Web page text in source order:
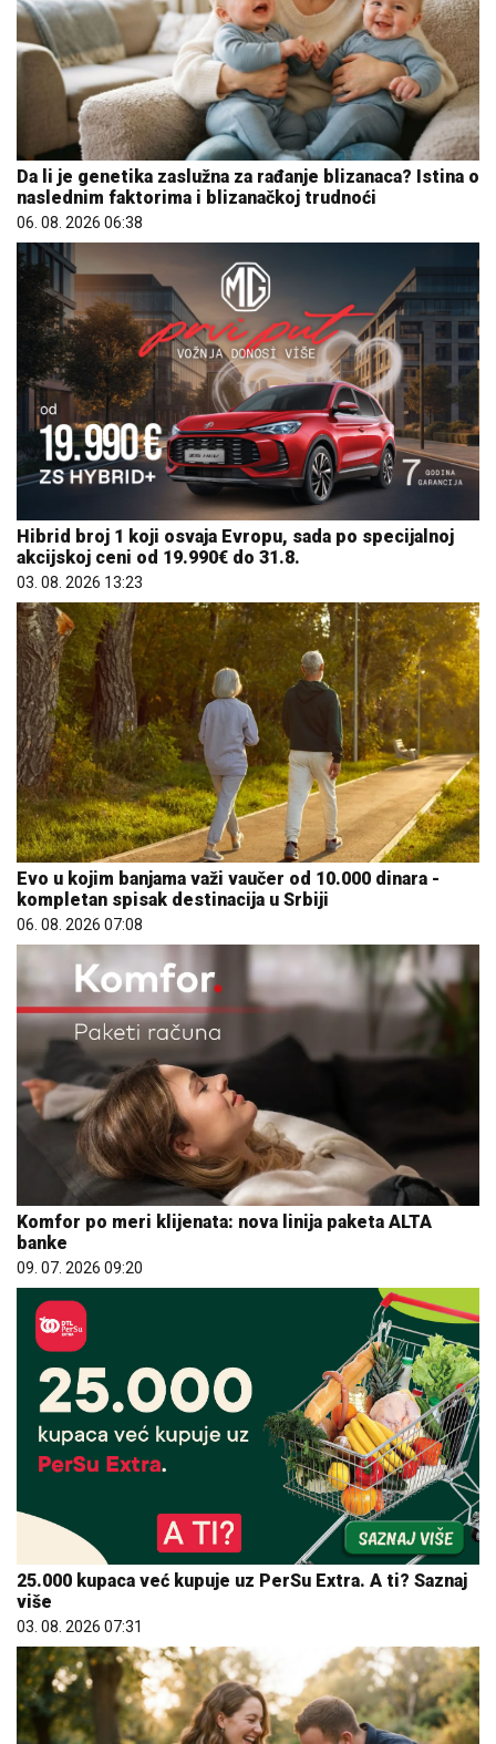
Da li je genetika zaslužna za rađanje blizanaca? Istina o
naslednim faktorima i blizanačkoj trudnoći
06. 08. 2026 06:38
Hibrid broj 1 koji osvaja Evropu, sada po specijalnoj
akcijskoj ceni od 19.990€ do 31.8.
03. 08. 2026 13:23
Evo u kojim banjama važi vaučer od 10.000 dinara -
kompletan spisak destinacija u Srbiji
06. 08. 2026 07:08
Komfor po meri klijenata: nova linija paketa ALTA
banke
09. 07. 2026 09:20
25.000 kupaca već kupuje uz PerSu Extra. A ti? Saznaj
više
03. 08. 2026 07:31